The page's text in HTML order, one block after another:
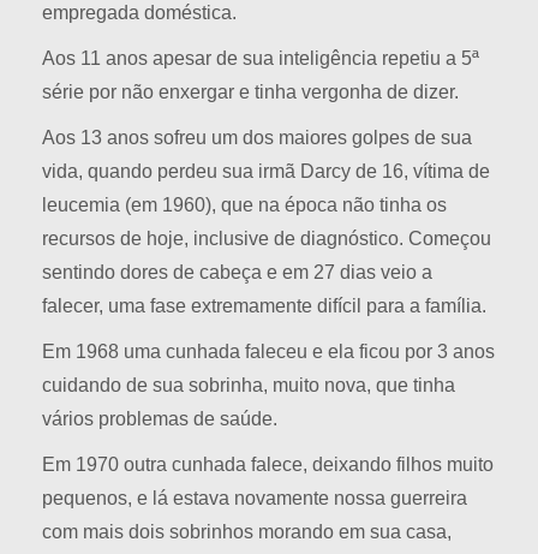
empregada doméstica.
Aos 11 anos apesar de sua inteligência repetiu a 5ª
série por não enxergar e tinha vergonha de dizer.
Aos 13 anos sofreu um dos maiores golpes de sua
vida, quando perdeu sua irmã Darcy de 16, vítima de
leucemia (em 1960), que na época não tinha os
recursos de hoje, inclusive de diagnóstico. Começou
sentindo dores de cabeça e em 27 dias veio a
falecer, uma fase extremamente difícil para a família.
Em 1968 uma cunhada faleceu e ela ficou por 3 anos
cuidando de sua sobrinha, muito nova, que tinha
vários problemas de saúde.
Em 1970 outra cunhada falece, deixando filhos muito
pequenos, e lá estava novamente nossa guerreira
com mais dois sobrinhos morando em sua casa,